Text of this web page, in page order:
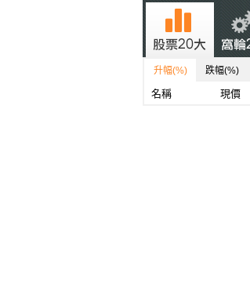
升幅(%) 跌幅(%)
名稱 現價